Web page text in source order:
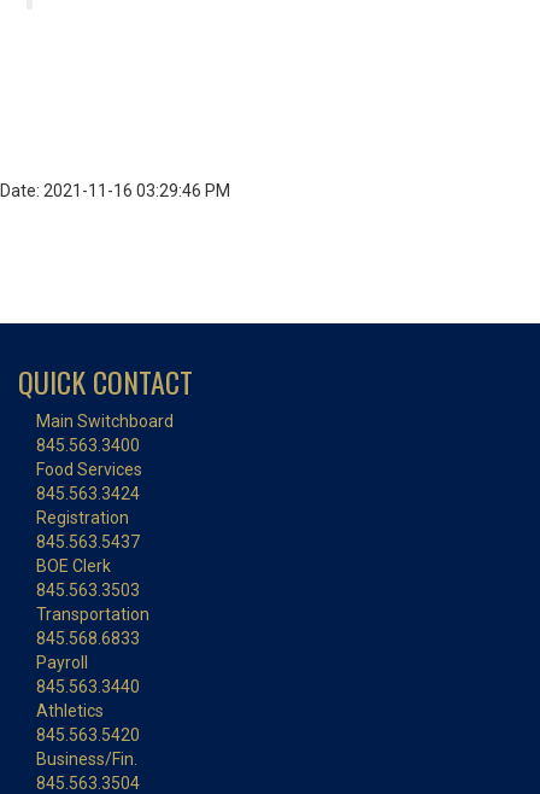
Date: 2021-11-16 03:29:46 PM
QUICK CONTACT
Main Switchboard
845.563.3400
Food Services
845.563.3424
Registration
845.563.5437
BOE Clerk
845.563.3503
Transportation
845.568.6833
Payroll
845.563.3440
Athletics
845.563.5420
Business/Fin.
845.563.3504